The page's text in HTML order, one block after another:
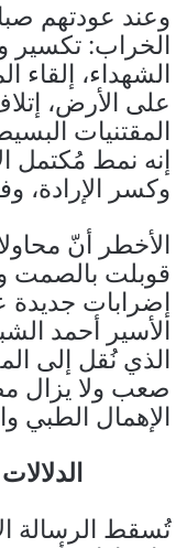
وعند عودتهم
الخراب: تكسير
الشهداء، إلقاء
على الأرض،
المقتنيات
إنه نمط مُكتمل
وكسر الإرادة،
الأخطر أنّ
قوبلت بالصمت
إضرابات
الذي نُقل إلى
صعب ولا يزال
الإهمال الطبي
تُسقط الرسالة